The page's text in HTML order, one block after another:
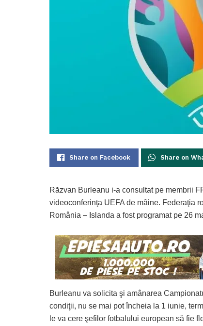
Share on Facebook Share on
Răzvan Burleanu i-a consultat pe membrii
videoconferinţa UEFA de mâine. Federaţia
România – Islanda a fost programat pe 26
Burleanu va solicita şi amânarea
condiţii, nu se mai pot încheia la 1 iunie,
le va cere şefilor fotbalului european să fie